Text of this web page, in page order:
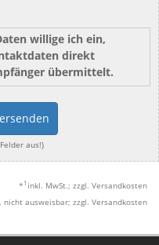
willige ich ein,
direkt
übermittelt.
aus!)
* 1 inkl. MwSt.; zzgl. Versandkosten
ausweisbar; zzgl. Versandkosten